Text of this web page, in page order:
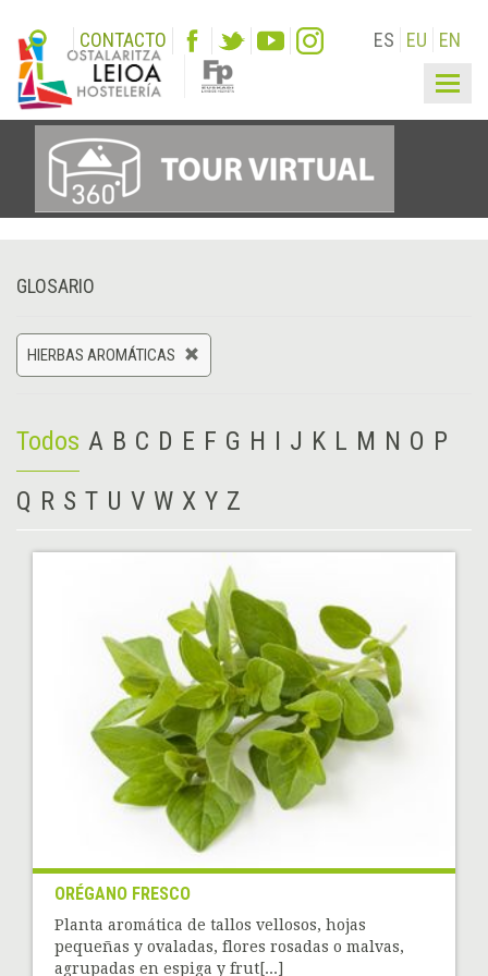
CONTACTO ES EU EN
GLOSARIO
HIERBAS AROMÁTICAS
Todos A B C D E F G H I J K L M N O P
Q R S T U V W X Y Z
ORÉGANO FRESCO
Planta aromática de tallos vellosos, hojas
pequeñas y ovaladas, flores rosadas o malvas,
agrupadas en espiga y frut[...]